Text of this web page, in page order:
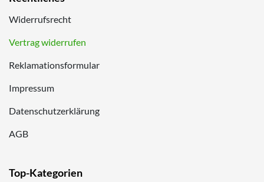
Widerrufsrecht
Vertrag widerrufen
Reklamationsformular
Impressum
Datenschutzerklärung
AGB
Top-Kategorien